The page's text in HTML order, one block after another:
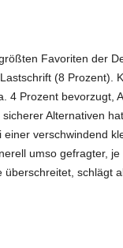
Favoriten der
(8 Prozent).
4 Prozent bevorzugt,
Alternativen
verschwindend
umso gefragter,
schlägt